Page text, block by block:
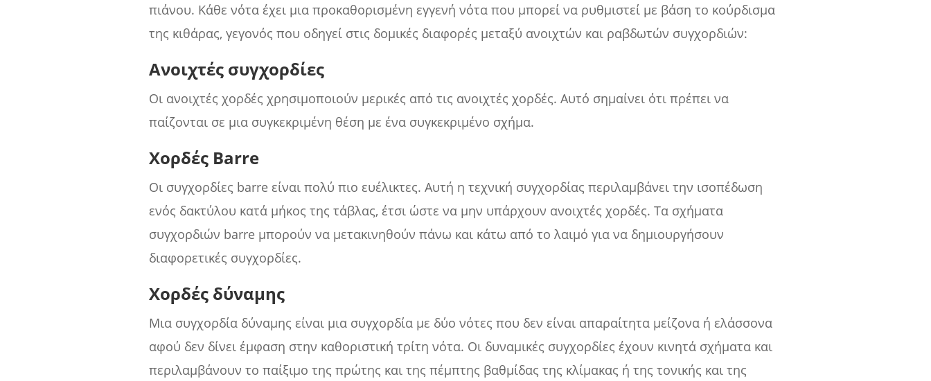
πιάνου. Κάθε νότα έχει μια προκαθορισμένη εγγενή νότα που μπορεί να ρυθμιστεί με βάση το κούρδισμα
της κιθάρας, γεγονός που οδηγεί στις δομικές διαφορές μεταξύ ανοιχτών και ραβδωτών συγχορδιών:
Ανοιχτές συγχορδίες
Οι ανοιχτές χορδές χρησιμοποιούν μερικές από τις ανοιχτές χορδές. Αυτό σημαίνει ότι πρέπει να
παίζονται σε μια συγκεκριμένη θέση με ένα συγκεκριμένο σχήμα.
Χορδές Barre
Οι συγχορδίες barre είναι πολύ πιο ευέλικτες. Αυτή η τεχνική συγχορδίας περιλαμβάνει την ισοπέδωση
ενός δακτύλου κατά μήκος της τάβλας, έτσι ώστε να μην υπάρχουν ανοιχτές χορδές. Τα σχήματα
συγχορδιών barre μπορούν να μετακινηθούν πάνω και κάτω από το λαιμό για να δημιουργήσουν
διαφορετικές συγχορδίες.
Χορδές δύναμης
Μια συγχορδία δύναμης είναι μια συγχορδία με δύο νότες που δεν είναι απαραίτητα μείζονα ή ελάσσονα
αφού δεν δίνει έμφαση στην καθοριστική τρίτη νότα. Οι δυναμικές συγχορδίες έχουν κινητά σχήματα και
περιλαμβάνουν το παίξιμο της πρώτης και της πέμπτης βαθμίδας της κλίμακας ή της τονικής και της